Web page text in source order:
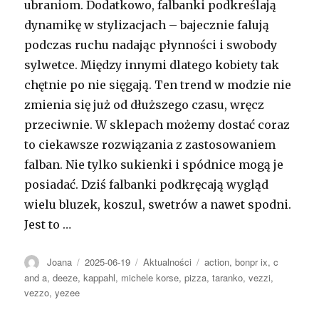
ubraniom. Dodatkowo, falbanki podkreślają
dynamikę w stylizacjach – bajecznie falują
podczas ruchu nadając płynności i swobody
sylwetce. Między innymi dlatego kobiety tak
chętnie po nie sięgają. Ten trend w modzie nie
zmienia się już od dłuższego czasu, wręcz
przeciwnie. W sklepach możemy dostać coraz
to ciekawsze rozwiązania z zastosowaniem
falban. Nie tylko sukienki i spódnice mogą je
posiadać. Dziś falbanki podkręcają wygląd
wielu bluzek, koszul, swetrów a nawet spodni.
Jest to …
Autor
Joana Opublikowano
2025-06-19 Kategorie
Aktualności Tagi
action,bonpr ix,c
and a,deeze,kappahl, michele korse,pizza,taranko,vezzi,
vezzo,yezee